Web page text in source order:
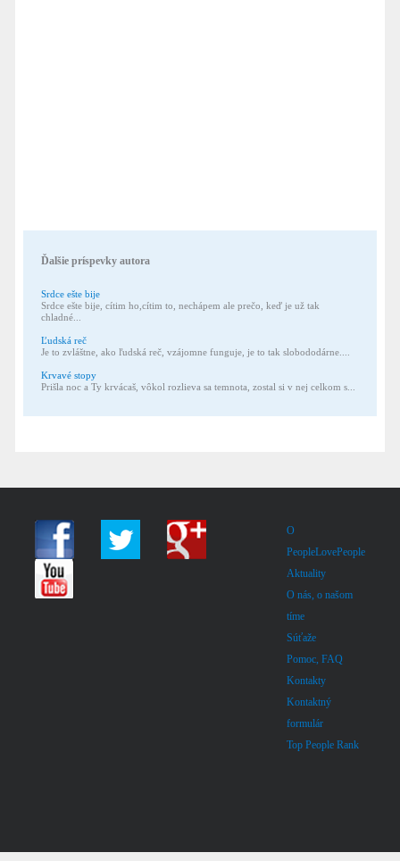
Ďalšie príspevky autora
Srdce ešte bije
Srdce ešte bije, cítim ho,cítim to, nechápem ale prečo, keď je už tak
chladné...
Ľudská reč
Je to zvláštne, ako ľudská reč, vzájomne funguje, je to tak slobododárne....
Krvavé stopy
Prišla noc a Ty krvácaš, vôkol rozlieva sa temnota, zostal si v nej celkom s...
O
PeopleLovePeople
Aktuality
O nás, o našom
tíme
Súťaže
Pomoc, FAQ
Kontakty
Kontaktný
formulár
Top People Rank